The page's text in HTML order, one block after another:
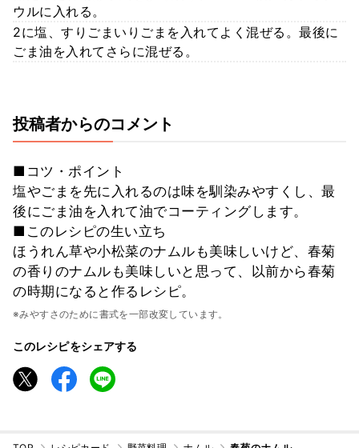
ウルに入れる。
2に塩、すりごまいりごまを入れてよく混ぜる。最後に
ごま油を入れてさらに混ぜる。
投稿者からのコメント
■コツ・ポイント
塩やごまを先に入れるのは味を馴染みやすくし、最
後にごま油を入れて油でコーティングします。
■このレシピの生い立ち
ほうれん草や小松菜のナムルも美味しいけど、春菊
の香りのナムルも美味しいと思って、以前から春菊
の時期になると作るレシピ。
※みやすさのために書式を一部改変しています。
このレシピをシェアする